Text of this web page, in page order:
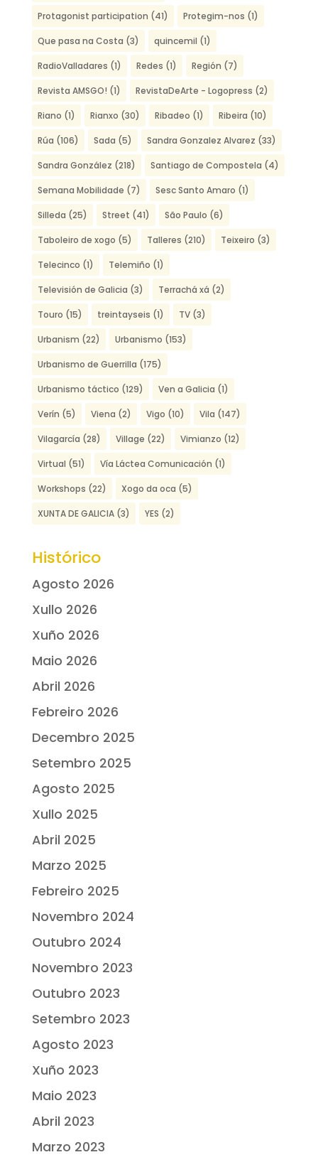
Protagonist participation (41) Protegim-nos (1)
Que pasa na Costa (3) quincemil (1)
RadioValladares (1) Redes (1) Región (7)
Revista AMSGO! (1) RevistaDeArte - Logopress (2)
Riano (1) Rianxo (30) Ribadeo (1) Ribeira (10)
Rúa (106) Sada (5) Sandra Gonzalez Alvarez (33)
Sandra González (218) Santiago de Compostela (4)
Semana Mobilidade (7) Sesc Santo Amaro (1)
Silleda (25) Street (41) São Paulo (6)
Taboleiro de xogo (5) Talleres (210) Teixeiro (3)
Telecinco (1) Telemiño (1)
Televisión de Galicia (3) Terrachá xá (2)
Touro (15) treintayseis (1) TV(3)
Urbanism (22) Urbanismo (153)
Urbanismo de Guerrilla (175)
Urbanismo táctico (129) Ven a Galicia (1)
Verín (5) Viena (2) Vigo (10) Vila (147)
Vilagarcía (28) Village (22) Vimianzo (12)
Virtual (51) Vía Láctea Comunicación (1)
Workshops (22) Xogo da oca (5)
XUNTA DE GALICIA(3) YES (2)
Histórico
Agosto 2026
Xullo 2026
Xuño 2026
Maio 2026
Abril 2026
Febreiro 2026
Decembro 2025
Setembro 2025
Agosto 2025
Xullo 2025
Abril 2025
Marzo 2025
Febreiro 2025
Novembro 2024
Outubro 2024
Novembro 2023
Outubro 2023
Setembro 2023
Agosto 2023
Xuño 2023
Maio 2023
Abril 2023
Marzo 2023